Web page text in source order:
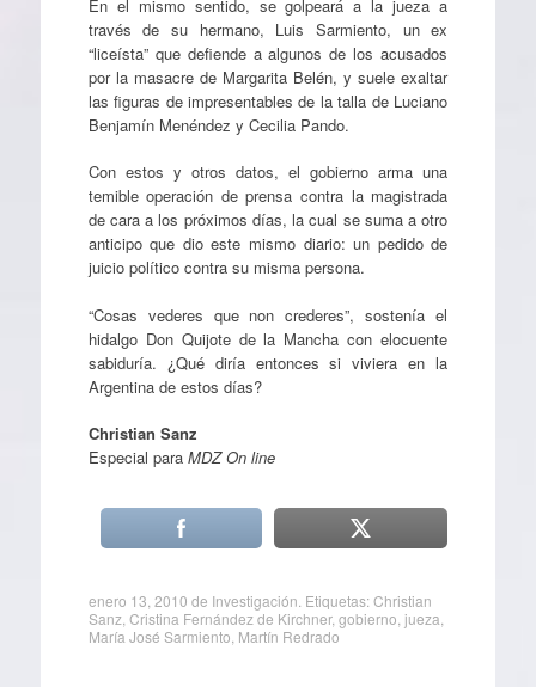
En el mismo sentido, se golpeará a la jueza a
través de su hermano, Luis Sarmiento, un ex
“liceísta” que defiende a algunos de los acusados
por la masacre de Margarita Belén, y suele exaltar
las figuras de impresentables de la talla de Luciano
Benjamín Menéndez y Cecilia Pando.
Con estos y otros datos, el gobierno arma una
temible operación de prensa contra la magistrada
de cara a los próximos días, la cual se suma a otro
anticipo que dio este mismo diario: un pedido de
juicio político contra su misma persona.
“Cosas vederes que non crederes”, sostenía el
hidalgo Don Quijote de la Mancha con elocuente
sabiduría. ¿Qué diría entonces si viviera en la
Argentina de estos días?
Christian Sanz
Especial para MDZ On line
enero 13, 2010 de Investigación . Etiquetas:Christian
Sanz, Cristina Fernández de Kirchner, gobierno jueza
María José Sarmiento Martín Redrado